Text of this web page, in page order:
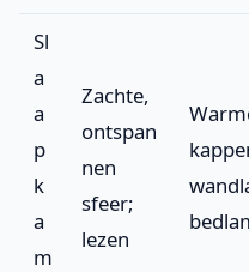
Sl
a
a
p
k
a
m
Zachte,
ontspan
nen
sfeer;
lezen